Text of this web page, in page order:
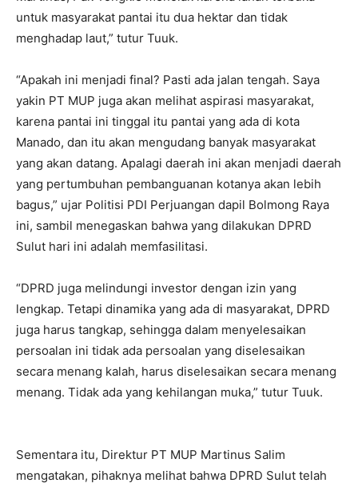
untuk masyarakat pantai itu dua hektar dan tidak
menghadap laut,” tutur Tuuk.
“Apakah ini menjadi final? Pasti ada jalan tengah. Saya
yakin PT MUP juga akan melihat aspirasi masyarakat,
karena pantai ini tinggal itu pantai yang ada di kota
Manado, dan itu akan mengudang banyak masyarakat
yang akan datang. Apalagi daerah ini akan menjadi daerah
yang pertumbuhan pembanguanan kotanya akan lebih
bagus,” ujar Politisi PDI Perjuangan dapil Bolmong Raya
ini, sambil menegaskan bahwa yang dilakukan DPRD
Sulut hari ini adalah memfasilitasi.
“DPRD juga melindungi investor dengan izin yang
lengkap. Tetapi dinamika yang ada di masyarakat, DPRD
juga harus tangkap, sehingga dalam menyelesaikan
persoalan ini tidak ada persoalan yang diselesaikan
secara menang kalah, harus diselesaikan secara menang
menang. Tidak ada yang kehilangan muka,” tutur Tuuk.
Sementara itu, Direktur PT MUP Martinus Salim
mengatakan, pihaknya melihat bahwa DPRD Sulut telah